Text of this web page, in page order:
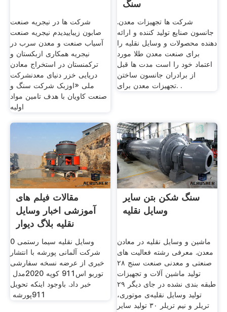
شرکت ها در نیجریه صنعت
صابون زیباییدیدم نیجریه صنعت
آسیاب صنعت و معدن سرب در
نیجریه همکاری ازبکستان و
ترکمنستان در استخراج معادن
دریایی خزر دنیای معدنشرکت
ملی «اوزبک شرکت سنگ و
صنعت کاویان با هدف تامین مواد
اولیه
سنگ
شرکت ها تجهیزات معدن.
جانسون صنایع تولید کننده و ارائه
دهنده محصولات و وسایل نقلیه را
برای صنعت معدن طلا مورد
اعتماد خود را است مدت ها قبل
از برادران جانسون ساختن
تجهیزات معدن برای. .
مقالات فیلم های
آموزشی اخبار وسایل
نقلیه بلاگ دیوار
وسایل نقلیه سیما رستمی 0
‬پورشه‭ ‬911
سنگ شکن بتن سایر
وسایل نقلیه
ماشین و وسایل نقلیه در معادن
معدن. معرفی رشته فعالیت های
صنعتی و معدنی صنعت سنج ۲۸
تولید ماشین آلات و تجهیزات
طبقه بندی نشده در جای دیگر ۲۹
تولید وسایل نقلیه‌ی موتوری،
تریلر و نیم تریلر ۳۰ تولید سایر